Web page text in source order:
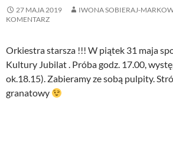
27 MAJA 2019 IWONA SOBIERAJ-
KOMENTARZ
Orkiestra starsza !!! W piątek 31 maja
Kultury Jubilat . Próba godz. 17.00,
ok.18.15). Zabieramy ze sobą pulpity.
granatowy